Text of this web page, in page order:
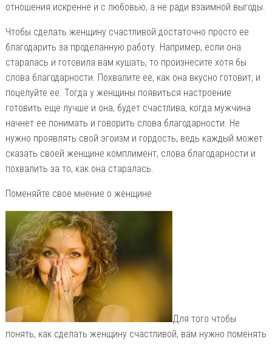
отношения искренне и с любовью, а не ради взаимной выгоды.
Чтобы сделать женщину счастливой достаточно просто ее
благодарить за проделанную работу. Например, если она
старалась и готовила вам кушать, то произнесите хотя бы
слова благодарности. Похвалите ее, как она вкусно готовит, и
поцелуйте ее. Тогда у женщины появиться настроение
готовить еще лучше и она, будет счастлива, когда мужчина
начнет ее понимать и говорить слова благодарности. Не
нужно проявлять свой эгоизм и гордость, ведь каждый может
сказать своей женщине комплимент, слова благодарности и
похвалить за то, как она старалась.
Поменяйте свое мнение о женщине
Для того чтобы
понять, как сделать женщину счастливой, вам нужно поменять